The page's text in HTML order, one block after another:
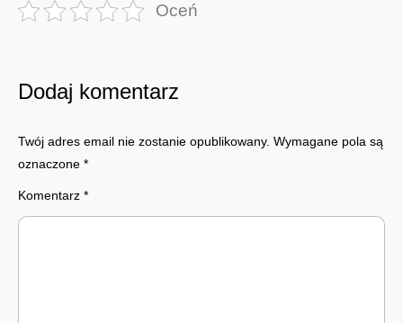
Oceń
Dodaj komentarz
Twój adres email nie zostanie opublikowany. Wymagane pola są
oznaczone *
Komentarz *